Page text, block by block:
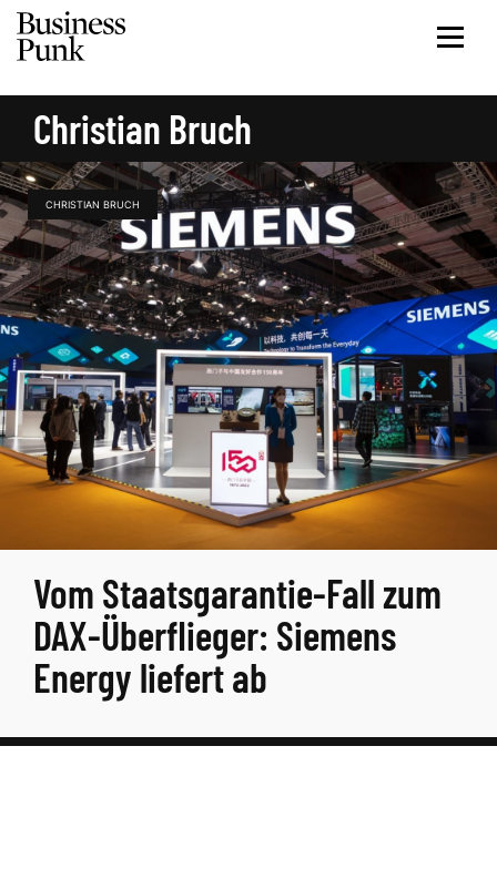
Christian Bruch
CHRISTIAN BRUCH
Vom Staatsgarantie-Fall zum
DAX-Überflieger: Siemens
Energy liefert ab